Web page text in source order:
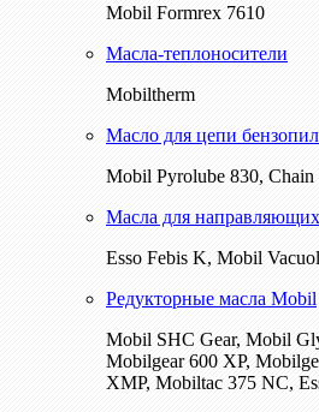
Mobil Formrex 7610
Масла-теплоносители
Mobiltherm
Масло для цепи
Mobil Pyrolube 830,
Масла для
Esso Febis K, Mobil
Редукторные масла Mobil
Mobil SHC Gear, Mobil
Mobilgear 600 XP,
XМP, Mobiltac 375 NC,